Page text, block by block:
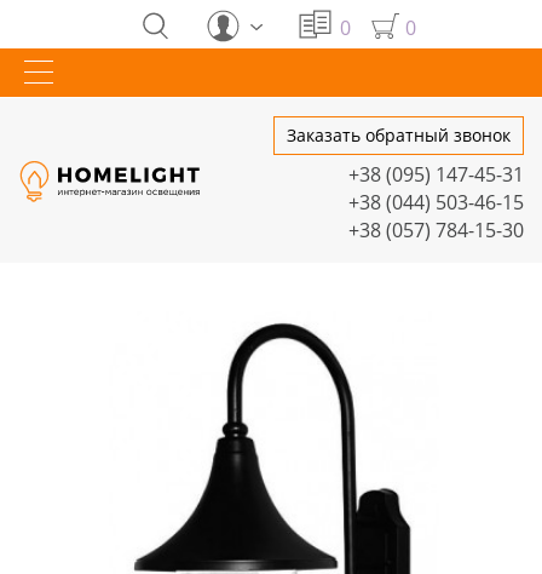
0 0
Заказать обратный звонок
+38 (095) 147-45-31
+38 (044) 503-46-15
+38 (057) 784-15-30